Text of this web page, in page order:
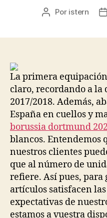
Autor
Por istern
La primera
claro, recordando a la
2017/2018. Además,
España en cuellos y
borussia dortmund
blancos. Entendemos
nuestros clientes
que al número de
refiere. Así pues,
artículos satisfacen
expectativas de
estamos a vuestra